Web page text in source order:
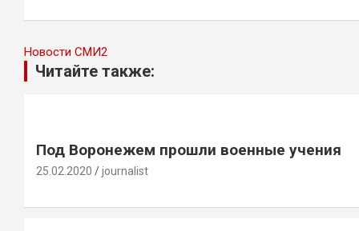
записям
Новости СМИ2
Читайте также:
Под Воронежем прошли военные учения
25.02.2020 journalist